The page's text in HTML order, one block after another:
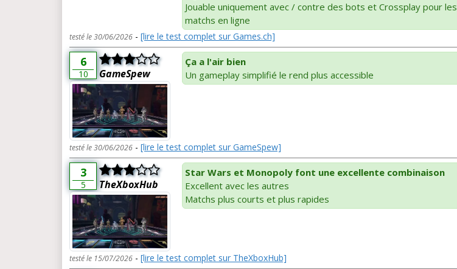
Jouable uniquement avec / contre des bots et Crossplay pour les
matchs en ligne
testé le 30/06/2026 - [lire le test complet sur Games.ch]
6
10 GameSpew
Ça a l'air bien
Un gameplay simplifié le rend plus accessible
testé le 30/06/2026 - [lire le test complet sur GameSpew]
3
5 TheXboxHub
Star Wars et Monopoly font une excellente combinaison
Excellent avec les autres
Matchs plus courts et plus rapides
testé le 15/07/2026 - [lire le test complet sur TheXboxHub]